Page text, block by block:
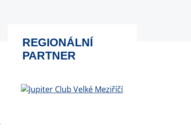
REGIONÁLNÍ
PARTNER